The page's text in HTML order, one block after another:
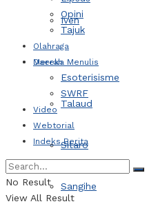
Iven
Daerah
Talaud
Sitaro
Sangihe
Opini
Tajuk
Olahraga
Mereka Menulis
Esoterisisme
SWRF
Video
Webtorial
Indeks Berita
No Result
View All Result